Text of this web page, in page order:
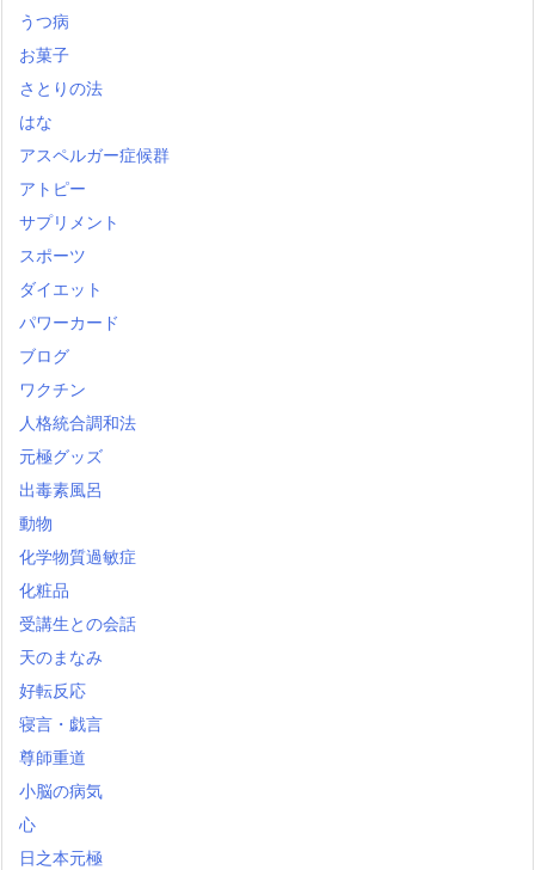
うつ病
お菓子
さとりの法
はな
アスペルガー症候群
アトピー
サプリメント
スポーツ
ダイエット
パワーカード
ブログ
ワクチン
人格統合調和法
元極グッズ
出毒素風呂
動物
化学物質過敏症
化粧品
受講生との会話
天のまなみ
好転反応
寝言・戯言
尊師重道
小脳の病気
心
日之本元極